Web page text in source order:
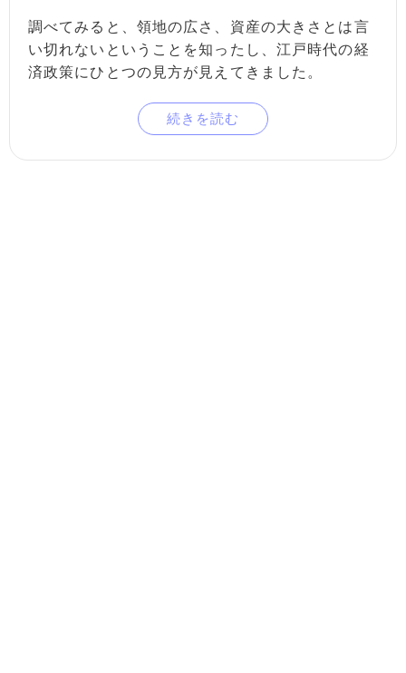
調べてみると、領地の広さ、資産の大きさとは言
い切れないということを知ったし、江戸時代の経
済政策にひとつの見方が見えてきました。
続きを読む